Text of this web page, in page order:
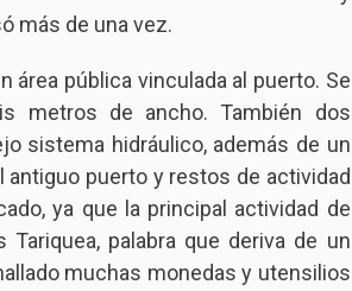
más de una vez.
área pública vinculada al puerto. Se
metros de ancho. También dos
sistema hidráulico, además de un
antiguo puerto y restos de actividad
ya que la principal actividad de
palabra que deriva de un
muchas monedas y utensilios